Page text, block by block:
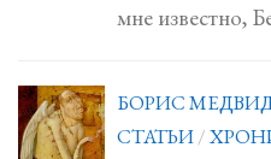
мне известно,
БОРИС
СТАТЬИ/